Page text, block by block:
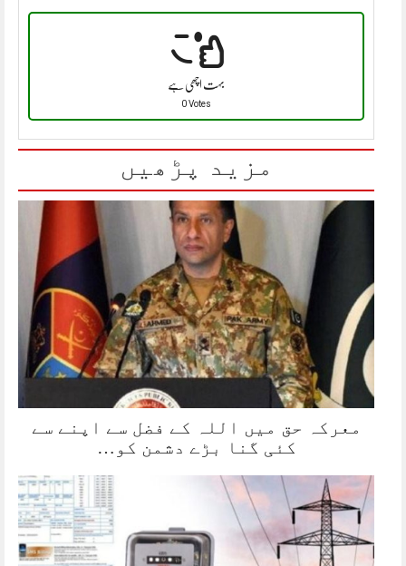
بہت اچھی ہے
0 Votes
مزید پڑھیں
معرکہ حق میں اللہ کے فضل سے اپنے سے
کئی گنا بڑے دشمن کو…